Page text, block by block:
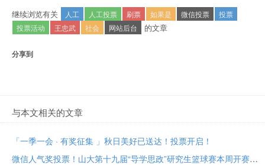
继续浏览有关 人工 人工投票 刷票 如果是 微信投票
投票
投票活动
王忠武 社会 网站后台 的文章
分享到
与本文相关的文章
「一季一会 · 有奖征集 」秋日美好已送达！投票开启！
微信人气奖投票！山大第十九届“导学思政”研究生篮球赛本周开赛！